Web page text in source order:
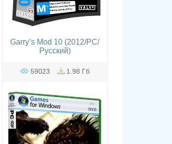
Garry’s Mod 10 (2012/PC/
Русский)
59023 1.98 Гб